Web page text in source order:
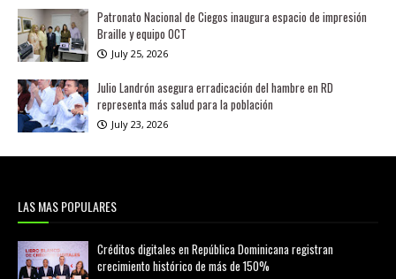
Patronato Nacional de Ciegos inaugura espacio de impresión
Braille y equipo OCT
July 25, 2026
Julio Landrón asegura erradicación del hambre en RD
representa más salud para la población
July 23, 2026
LAS MAS POPULARES
Créditos digitales en República Dominicana registran
crecimiento histórico de más de 150%